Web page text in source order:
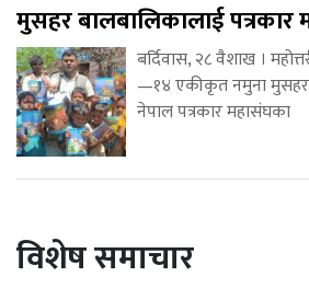
मुसहर बालबालिकालाई
बर्दिवास, २८ वैशाख ।
—१४ एकीकृत नमुना मुसहर
नेपाल पत्रकार महासंघका
विशेष समाचार